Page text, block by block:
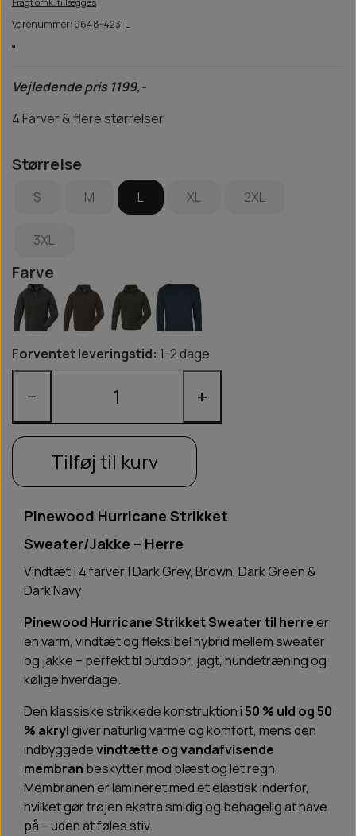
Varenummer: 9648-423-L
Vejledende pris 1199,-
4 Farver & flere størrelser
Størrelse
S M L XL 2XL
3XL
Farve
Forventet leveringstid: 1-2 dage
− +
Tilføj til kurv
Pinewood Hurricane Strikket
Sweater/Jakke – Herre
Vindtæt | 4 farver | Dark Grey, Brown, Dark Green &
Dark Navy
Pinewood Hurricane Strikket Sweater til herreer
en varm, vindtæt og fleksibel hybrid mellem sweater
og jakke – perfekt til outdoor, jagt, hundetræning og
kølige hverdage.
Den klassiske strikkede konstruktion i50 % uld og 50
% akrylgiver naturlig varme og komfort, mens den
indbyggedevindtætte og vandafvisende
membran beskytter mod blæst og let regn.
Membranen er lamineret med et elastisk inderfor,
hvilket gør trøjen ekstra smidig og behagelig at have
på – uden at føles stiv.